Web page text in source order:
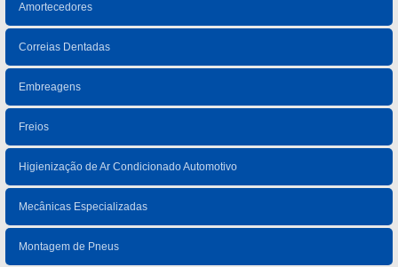
Amortecedores
Correias Dentadas
Embreagens
Freios
Higienização de Ar Condicionado Automotivo
Mecânicas Especializadas
Montagem de Pneus